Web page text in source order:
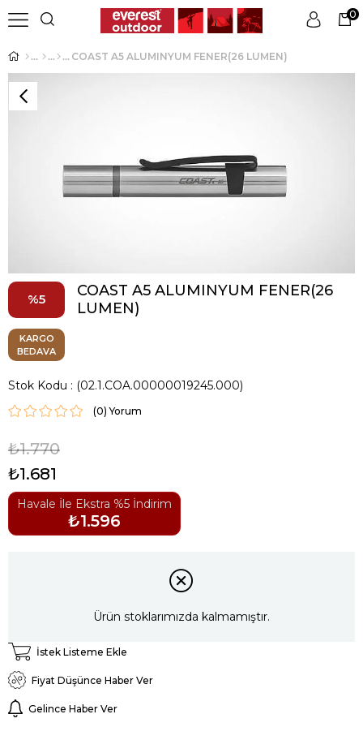
Üye Girişi Üye Ol
0
COAST A5 ALUMINYUM FENER(26 LUMEN)
5
COAST A5 ALUMINYUM FENER(26
LUMEN)
KARGO
BEDAVA
Stok Kodu (02.1.COA.00000019245.000)
(0)
₺1.770
₺1.681
Havale İle Ekstra %5 İndirim
₺1.596
Ürün stoklarımızda kalmamıştır.
İstek Listeme Ekle
Fiyat Düşünce Haber Ver
Gelince Haber Ver